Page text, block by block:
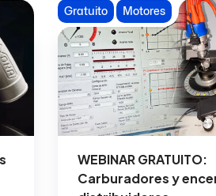
Gratuito Motores
WEBINAR GRATUITO:
Carburadores y